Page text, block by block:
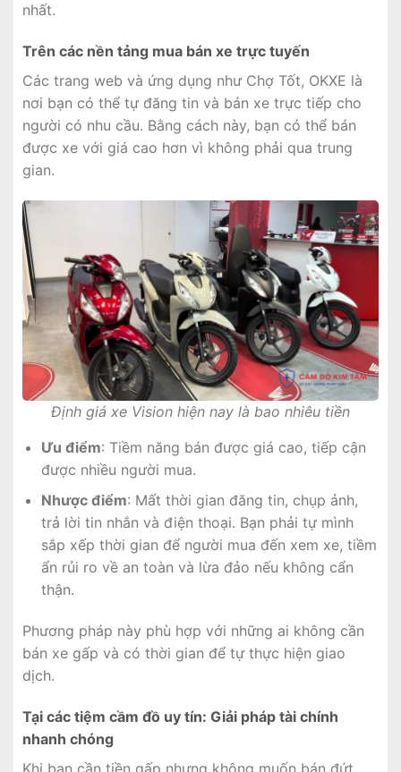
nhất.
Trên các nền tảng mua bán xe trực tuyến
Các trang web và ứng dụng như Chợ Tốt, OKXE là
nơi bạn có thể tự đăng tin và bán xe trực tiếp cho
người có nhu cầu. Bằng cách này, bạn có thể bán
được xe với giá cao hơn vì không phải qua trung
gian.
Định giá xe Vision hiện nay là bao nhiêu tiền
Ưu điểm: Tiềm năng bán được giá cao, tiếp cận
được nhiều người mua.
Nhược điểm: Mất thời gian đăng tin, chụp ảnh,
trả lời tin nhắn và điện thoại. Bạn phải tự mình
sắp xếp thời gian để người mua đến xem xe, tiềm
ẩn rủi ro về an toàn và lừa đảo nếu không cẩn
thận.
Phương pháp này phù hợp với những ai không cần
bán xe gấp và có thời gian để tự thực hiện giao
dịch.
Tại các tiệm cầm đồ uy tín: Giải pháp tài chính
nhanh chóng
Khi bạn cần tiền gấp nhưng không muốn bán đứt